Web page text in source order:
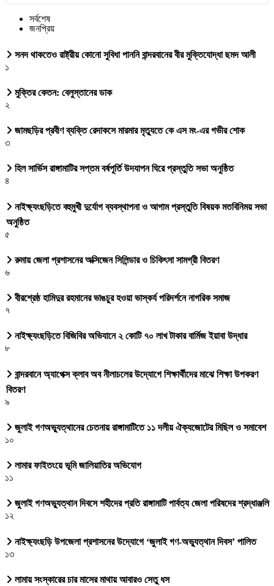
সর্বশেষ
জনপ্রিয়
সনদ থাকতেও রাষ্ট্রীয় কোনো সুবিধা পাননি বান্দরবানের বীর মুক্তিযোদ্ধা ছমদ আলী
১
মুক্তির কেতন: বেলুস্তানের ডাক
২
জামছড়ির প্রবীণ ব্যক্তি রেদাকসে মারমার মৃত্যুতে কে এস মং-এর গভীর শোক
৩
হিল সার্ভিস রাঙ্গামাটির সপ্তম বর্ষপূর্তি উদযাপন ঘিরে প্রস্তুতি সভা অনুষ্ঠিত
৪
নাইক্ষ্যংছড়িতে বহুমুখী দুর্যোগ ব্যবস্থাপনা ও আগাম প্রস্তুতি বিষয়ক মতবিনিময় সভা
অনুষ্ঠিত
৫
রুমায় জেলা প্রশাসনের অক্সিজেন সিলিন্ডার ও চিকিৎসা সামগ্রী বিতরণ
৬
বীরশ্রেষ্ঠ হামিদুর রহমানের ভাঙচুর হওয়া ভাস্কর্য পরিদর্শনে নাগরিক সমাজ
৭
নাইক্ষ্যংছড়িতে বিজিবির অভিযানে ২ কোটি ৭০ লাখ টাকার বার্মিজ ইয়াবা উদ্ধার
৮
বান্দরবানে অ্যাপেক্স ক্লাব অব নীলাচলের উদ্যোগে শিক্ষার্থীদের মাঝে শিক্ষা উপকরণ
বিতরণ
৯
জুলাই গণঅভ্যুত্থানের চেতনায় রাঙ্গামাটিতে ১১ দলীয় ঐক্যজোটের মিছিল ও সমাবেশ
১০
লামার ফাইতংয়ে ভূমি জালিয়াতির অভিযোগ
১১
জুলাই গণঅভ্যুত্থান দিবসে শহীদের প্রতি রাঙ্গামাটি পার্বত্য জেলা পরিষদের শ্রদ্ধাঞ্জলি
১২
নাইক্ষ্যংছড়ি উপজেলা প্রশাসনের উদ্যোগে ‘জুলাই গণ-অভ্যুত্থান দিবস’ পালিত
১৩
লামায় সংস্কারের চার মাসের মাথায় আবারও সেতু ধস